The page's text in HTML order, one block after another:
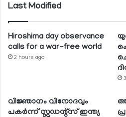
Last Modified
Hiroshima day observance
calls for a war-free world
2 hours ago
വിജ്ഞാനം വിനോദവും
പകര്‍ന്ന് സ്റ്റുഡന്റ്‌സ് ഇന്ത്യ